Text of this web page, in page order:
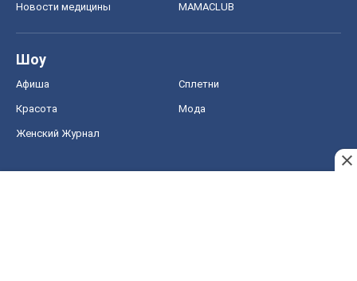
Новости медицины MAMACLUB
Шоу
Афиша Сплетни
Красота Мода
Женский Журнал